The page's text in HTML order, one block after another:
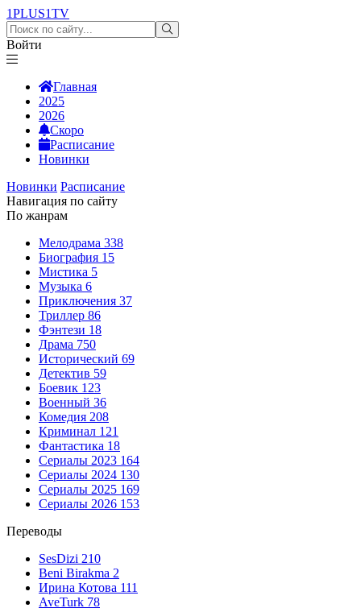
1PLUS1TV
Войти
Главная
2025
2026
Скоро
Расписание
Новинки
Новинки Расписание
Навигация по сайту
По жанрам
Мелодрама 338
Биография 15
Мистика 5
Музыка 6
Приключения 37
Триллер 86
Фэнтези 18
Драма 750
Исторический 69
Детектив 59
Боевик 123
Военный 36
Комедия 208
Криминал 121
Фантастика 18
Сериалы 2023 164
Сериалы 2024 130
Сериалы 2025 169
Сериалы 2026 153
Переводы
SesDizi 210
Beni Birakma 2
Ирина Котова 111
AveTurk 78